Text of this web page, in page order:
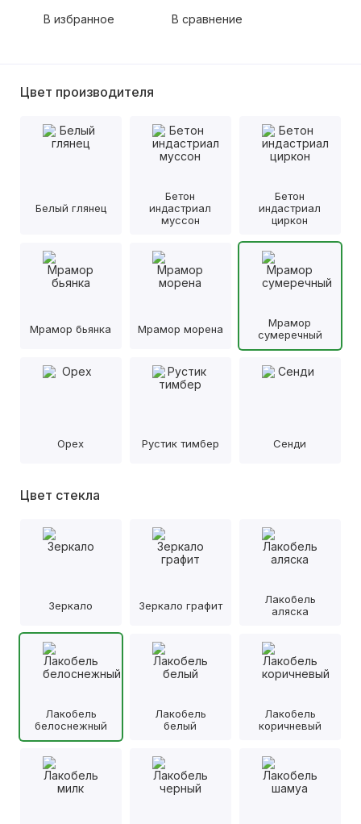
В избранное В сравнение
Цвет производителя
Белый глянец
Бетон
индастриал
муссон
Бетон
индастриал
циркон
Мрамор бьянка Мрамор морена
Мрамор
сумеречный
Орех Рустик тимбер Сенди
Цвет стекла
Зеркало Зеркало графит
Лакобель
аляска
Лакобель
белоснежный
Лакобель
белый
Лакобель
коричневый